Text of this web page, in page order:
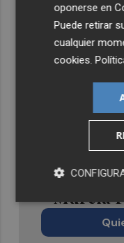
Recibe
Murcia
oponerse en
Puede retirar
cualquier
cookies .